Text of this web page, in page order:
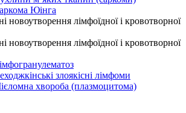
Юінга
новоутворення лімфоїдної і кровотворної
новоутворення лімфоїдної і кровотворної
злоякісні лімфоми
хвороба (плазмоцитома)